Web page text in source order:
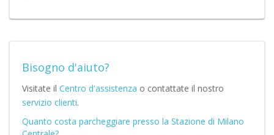
Bisogno d'aiuto?
Visitate il Centro d'assistenza o contattate il nostro
servizio clienti.
Quanto costa parcheggiare presso la Stazione di Milano